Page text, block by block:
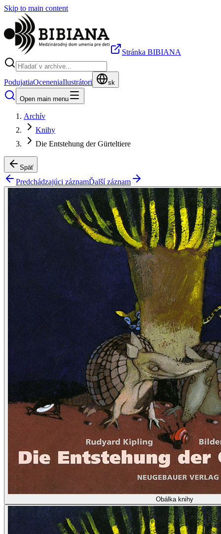
Skip to main content
Stránka BIBIANA
PodujatiaOceneniaIlustrátori sk
Open main menu
Archív
Knihy
Die Entstehung der Gürteltiere
Späť
Predchádzajúci záznamĎalší záznam
Obálka knihy